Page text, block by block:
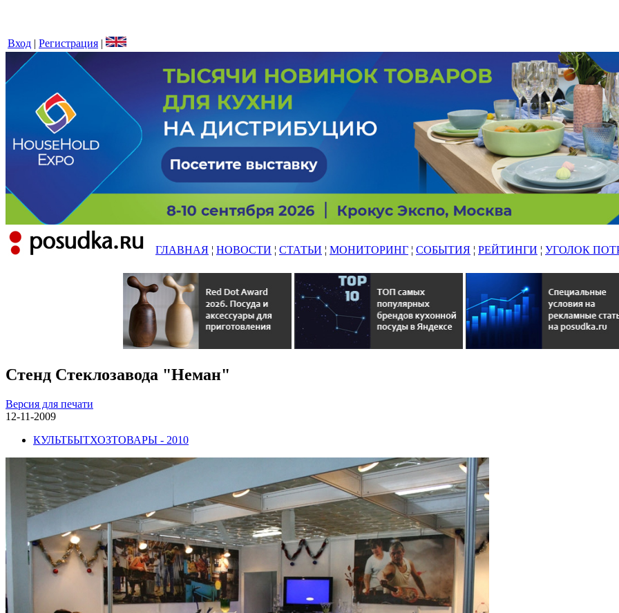
Вход | Регистрация |
ГЛАВНАЯ ¦ НОВОСТИ ¦ СТАТЬИ ¦ МОНИТОРИНГ ¦ СОБЫТИЯ ¦ РЕЙТИНГИ ¦ УГОЛОК
Стенд Стеклозавода "Неман"
Версия для печати
12-11-2009
КУЛЬТБЫТХОЗТОВАРЫ - 2010